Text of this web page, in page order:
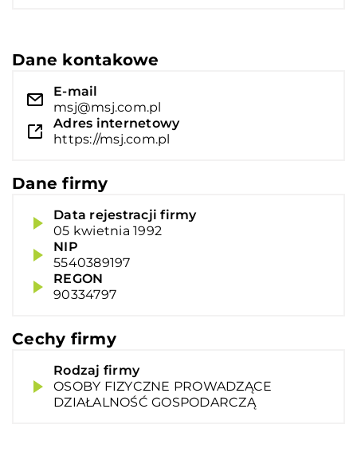
Dane kontakowe
E-mail
msj@msj.com.pl
Adres internetowy
https://msj.com.pl
Dane firmy
Data rejestracji firmy
05 kwietnia 1992
NIP
5540389197
REGON
90334797
Cechy firmy
Rodzaj firmy
OSOBY FIZYCZNE PROWADZĄCE
DZIAŁALNOŚĆ GOSPODARCZĄ